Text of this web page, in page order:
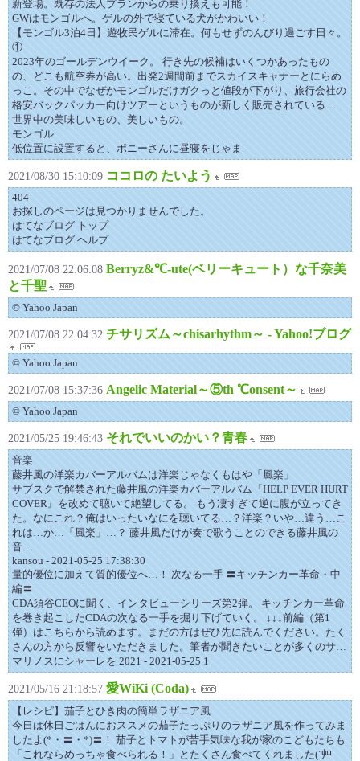
新登場。既存の法人プランからの乗り換えも可能！
GWはモンゴルへ。ゲルの外で寝ている犬がかわいい！
【モンゴル3泊4日】遊牧民ゲルに滞在。何もせずのんびり過ごす日々。
①
2023年のゴールデンウイーク。 行き先の候補はいくつかあったもの
の、どこも航空券が高い。出発2週間前までスカイスキャナーとにらめ
っこ。その中でなぜかモンゴルだけガクっと値段が下がり、旅行会社の
格安バックパッカー向けツアーというものが新しく販売されている…
世界中の美味しいもの、美しいもの。
モンゴル
低位置に設置すると、ポニーさんに昼寝をじゃま
2021/08/30 15:10:09 ココロの たいよう
404
お探しのページは見つかりませんでした。
はてなブログ トップ
はてなブログ ヘルプ
2021/07/08 22:06:08 Berryz&℃-ute(ベリーキュート）な千奈美
と千聖
© Yahoo Japan
2021/07/08 22:04:32 チサリズム～chisarhythm～ - Yahoo!ブログ
© Yahoo Japan
2021/07/08 15:37:36 Angelic Material～⑤th ℃onsent～
© Yahoo Japan
2021/05/25 19:46:43 それでいいのかい？青春
音楽
藤井風の洋楽カバーアルバムは洋楽じゃなくもはや「風楽」
サブスクで解禁された藤井風の洋楽カバーアルバム『HELP EVER HURT
COVER』を改めて聴いて絶望してる。 もう凄すぎて逆に腹が立ってき
た。なにこれ？俺はいったいなにを聴いてる…？洋楽？いや…違う…こ
れは…か…「風楽」…？ 藤井風だけが奏で歌うことのできる藤井風の
音…
kansou - 2021-05-25 17:38:30
量的優位に加えて質的優位へ…！ 次なる一手 〓キッチンカー革命・中
編〓
CDA須谷CEOに聞く、インタビューシリーズ第2弾。 キッチンカー革命
を巻き起こしたCDAの次なる一手を掘り下げていく。 ↓↓↓前編（第1
弾）はこちらから読めます。まだの方はぜひ先に読んでください。たく
さんの方から反響をいただきました。筆者が聞きたいことが多くのサ…
マリノスにシャーレを 2021 - 2021-05-25 1
2021/05/16 21:18:57 愛WiKi (Coda)
【レシピ】茄子とひき肉の簡単ラザニア風
今日は休日ごはんにおススメの茄子たっぷりのラザニア風を作ってみま
したよ(*・〓・*)〓！ 茄子とトマトが苦手気味な我が家のこどもたちも
「これならめっちゃ食べられる！」とたくさん食べてくれました(´艸